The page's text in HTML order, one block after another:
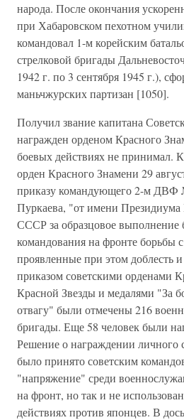
народа. После окончания
при Хабаровском пехотном
командовал 1-м корейским
стрелковой бригады
1942 г. по 3 сентября 1945 г.),
маньчжурских партизан [1050].
Получил звание капитана
награжден орденом Красного
боевых действиях не принимал.
орден Красного Знамени 29
приказу командующего 2-м ДВФ
Пуркаева, "от имени Президиума
СССР за образцовое выполнение
командования на фронте борьбы
проявленные при этом доблесть
приказом советскими орденами
Красной Звезды и медалями "За
отвагу" были отмечены 216
бригады. Еще 58 человек были
Решение о награждении личного
было принято советским
"напряжение" среди
на фронт, но так и не
действиях против японцев. В